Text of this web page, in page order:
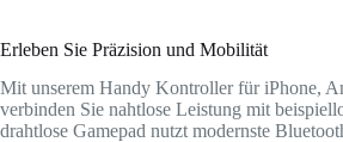
Erleben Sie Präzision und Mobilität
Mit unserem Handy Kontroller für iPhone,
verbinden Sie nahtlose Leistung mit
drahtlose Gamepad nutzt modernste